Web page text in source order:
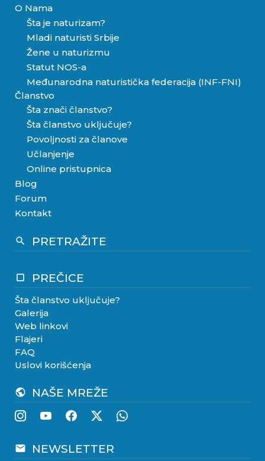
O Nama
Šta je naturizam?
Mladi naturisti Srbije
Žene u naturizmu
Statut NOS-a
Međunarodna naturistička federacija (INF-FNI)
Članstvo
Šta znači članstvo?
Šta članstvo uključuje?
Povoljnosti za članove
Učlanjenje
Online pristupnica
Blog
Forum
Kontakt
search PRETRAŽITE
crop_square PREČICE
Šta članstvo uključuje?
Galerija
Web linkovi
Flajeri
FAQ
Uslovi korišćenja
public NAŠE MREŽE
email NEWSLETTER